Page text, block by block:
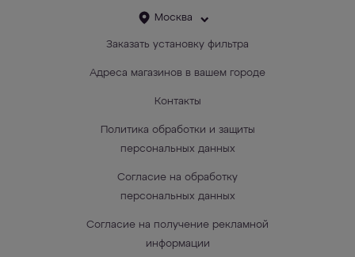
Москва
Заказать установку фильтра
Адреса магазинов в вашем городе
Контакты
Политика обработки и защиты
персональных данных
Согласие на обработку
персональных данных
Согласие на получение рекламной
информации